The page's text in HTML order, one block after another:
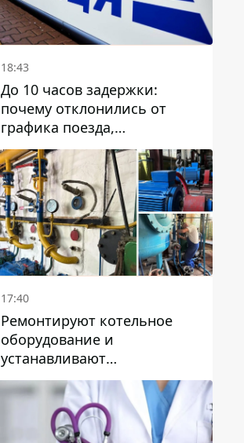
18:43
До 10 часов задержки:
почему отклонились от
графика поезда,
курсирующие через Днепр
и область
17:40
Ремонтируют котельное
оборудование и
устанавливают
генераторные установки:
как в Днепре готовятся к
отопительному сезону